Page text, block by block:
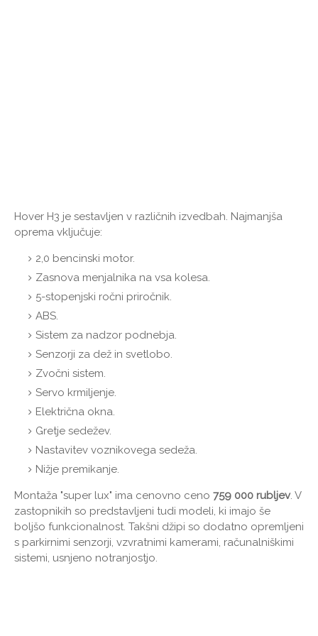
Hover H3 je sestavljen v različnih izvedbah. Najmanjša
oprema vključuje:
2,0 bencinski motor.
Zasnova menjalnika na vsa kolesa.
5-stopenjski ročni priročnik.
ABS.
Sistem za nadzor podnebja.
Senzorji za dež in svetlobo.
Zvočni sistem.
Servo krmiljenje.
Električna okna.
Gretje sedežev.
Nastavitev voznikovega sedeža.
Nižje premikanje.
Montaža "super lux" ima cenovno ceno 759 000 rubljev. V
zastopnikih so predstavljeni tudi modeli, ki imajo še
boljšo funkcionalnost. Takšni džipi so dodatno opremljeni
s parkirnimi senzorji, vzvratnimi kamerami, računalniškimi
sistemi, usnjeno notranjostjo.